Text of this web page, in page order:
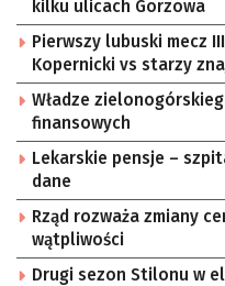
kilku ulicach Gorzowa
Pierwszy lubuski mecz
Kopernicki vs starzy
Władze
finansowych
Lekarskie pensje –
dane
Rząd rozważa zmiany
wątpliwości
Drugi sezon Stilonu w